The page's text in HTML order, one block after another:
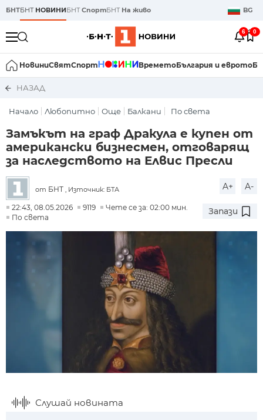
БНТБНТ НОВИНИБНТСпортБНТ На живо BG
6 0
НовиниСвятСпорт ВреметоБългария и еврото
НАЗАД
Начало Любопитно Още Балкани По света
Замъкът на граф Дракула е купен от
американски бизнесмен, отговарящ
за наследството на Елвис Пресли
от БНТ , Източник: БТА A+ A-
22:43, 08.05.2026 9119
Чете се за: 02:00 мин.
По света
Запази
Слушай новината